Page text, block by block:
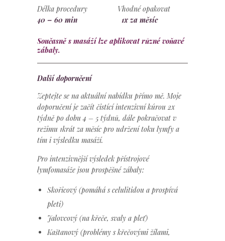
Délka procedury Vhodné opakovat
40 – 60 min
1x za měsíc
Současně s masáží lze aplikovat různé voňavé
zábaly.
Další doporučení
Zeptejte se na aktuální nabídku přímo mě. Moje
doporučení je začít čistící intenzivní kúrou 2x
týdně po dobu 4 – 5 týdnů, dále pokračovat v
režimu 1krát za měsíc pro udržení toku lymfy a
tím i výsledku masáží.
Pro intenzivnější výsledek přístrojové
lymfomasáže jsou prospěšné zábaly:
Skořicový (pomáhá s celulitidou a prospívá
pleti)
Jalovcový (na křeče, svaly a pleť)
Kaštanový (problémy s křečovými žílami,